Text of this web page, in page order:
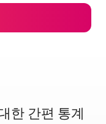
한 간편 통계